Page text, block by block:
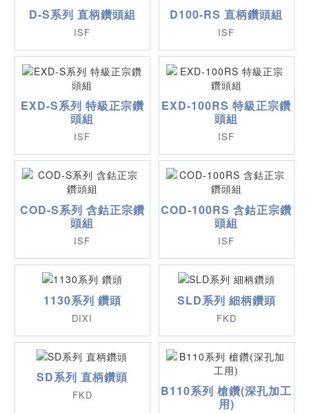
D-S系列 直柄鑽頭組
ISF
D100-RS 直柄鑽頭組
ISF
EXD-S系列 特級正宗鑽
頭組
ISF
EXD-100RS 特級正宗鑽
頭組
ISF
COD-S系列 含鈷正宗鑽
頭組
ISF
COD-100RS 含鈷正宗鑽
頭組
ISF
1130系列 鑽頭
DIXI
SLD系列 細柄鑽頭
FKD
SD系列 直柄鑽頭
FKD
B110系列 槍鑽(深孔加工
用)